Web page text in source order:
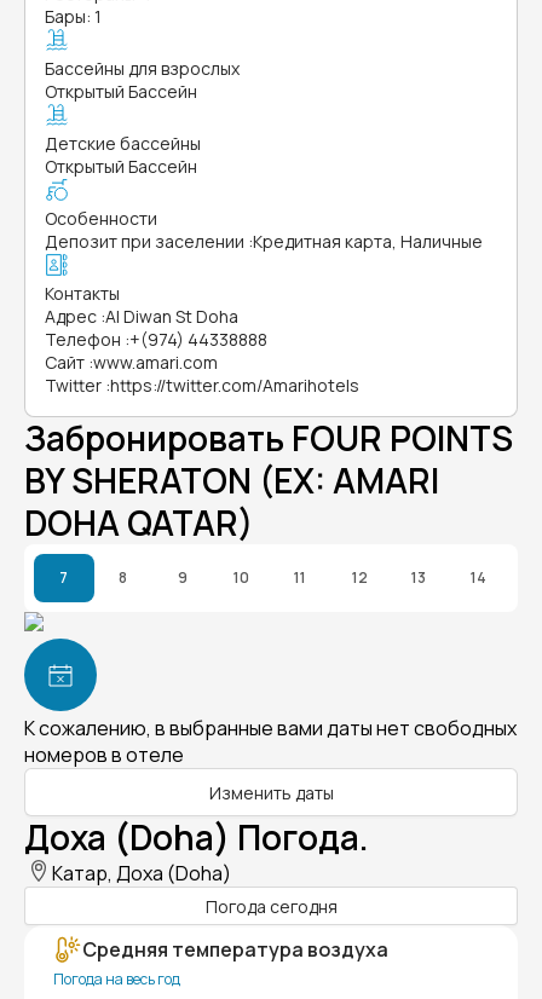
Бары: 1
Бассейны для взрослых
Открытый Бассейн
Детские бассейны
Открытый Бассейн
Особенности
Депозит при заселении :Кредитная карта, Наличные
Контакты
Адрес :Al Diwan St Doha
Телефон :+(974) 44338888
Сайт :www.amari.com
Twitter :https://twitter.com/Amarihotels
Забронировать FOUR POINTS
BY SHERATON (EX: AMARI
DOHA QATAR)
7 8 9 10 11 12 13 14
К сожалению, в выбранные вами даты нет свободных
номеров в отеле
Изменить даты
Доха (Doha) Погода.
Катар, Доха (Doha)
Погода сегодня
Средняя температура воздуха
Погода на весь год